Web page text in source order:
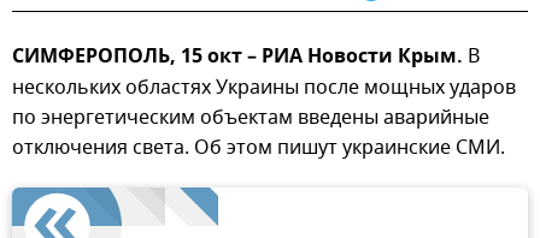
СИМФЕРОПОЛЬ, 15 окт – РИА Новости Крым. В
нескольких областях Украины после мощных ударов
по энергетическим объектам введены аварийные
отключения света. Об этом пишут украинские СМИ.